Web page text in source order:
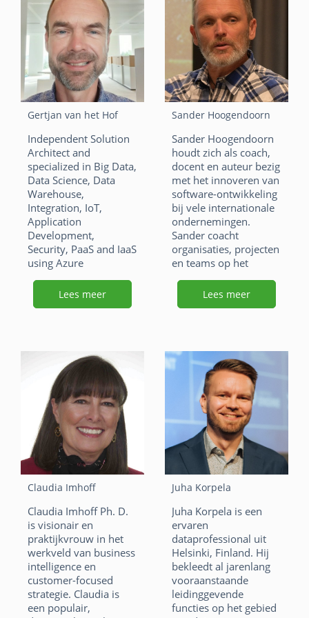
a
c
e
b
o
o
k
n
k
e
dI
n
W
h
at
s
A
p
p
E
m
ai
l
F
a
c
e
b
o
o
k
Li
n
k
e
dI
n
W
h
at
s
A
p
p
E
m
ai
l
Gertjan van het Hof
Independent Solution
Architect and
specialized in Big Data,
Data Science, Data
Warehouse,
Integration, IoT,
Application
Development,
Security, PaaS and IaaS
using Azure
Technology.
F
e
b
o
o
k
Li
k
e
dI
n
X
h
at
s
A
p
p
m
ai
l
Lees meer
Sander Hoogendoorn
Sander Hoogendoorn
houdt zich als coach,
docent en auteur bezig
met het innoveren van
software-ontwikkeling
bij vele internationale
ondernemingen.
Sander coacht
organisaties, projecten
en teams op het
gebied van agile,
Scrum, Kanban,
software-architectuur,
F
a
c
e
b
o
o
k
Li
n
k
e
dI
n
X
W
h
at
s
A
p
p
E
m
ai
l
Lees meer
Claudia Imhoff
Claudia Imhoff Ph. D.
is visionair en
praktijkvrouw in het
werkveld van business
intelligence en
customer-focused
strategie. Claudia is
een populair,
Juha Korpela
Juha Korpela is een
ervaren
dataprofessional uit
Helsinki, Finland. Hij
bekleedt al jarenlang
vooraanstaande
leidinggevende
functies op het gebied